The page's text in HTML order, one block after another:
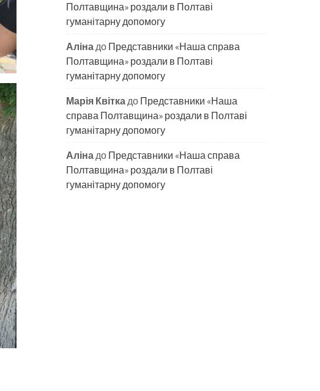
Полтавщина» роздали в Полтаві
гуманітарну допомогу
АлінадоПредставники «Наша справа
Полтавщина» роздали в Полтаві
гуманітарну допомогу
Марія КвіткадоПредставники «Наша
справа Полтавщина» роздали в Полтаві
гуманітарну допомогу
АлінадоПредставники «Наша справа
Полтавщина» роздали в Полтаві
гуманітарну допомогу